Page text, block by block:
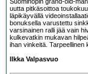
uutta pitkäsoittoa
läpikäyvällä
bonuksella varustettu
varsinainen ralli jää vain
kulkevatkin mukavan
ihan vinkeitä. Tarpeellinen
Ilkka Valpasvuo